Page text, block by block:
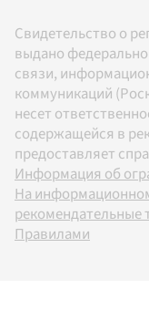
Свидетельство о
выдано
связи,
коммуникаций
несет
содержащейся в
предоставляет
Информация об
На
рекомендательные
Правилами